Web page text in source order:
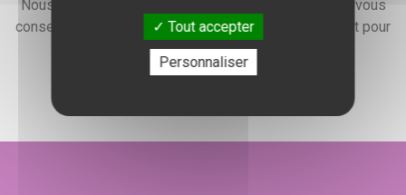
Nous faisons preuve d'une grande disponibilité pour vous
conseiller, vous renseigner et élaborer un devis gratuit pour
l'organisation de votre événement.
Tout accepter
Personnaliser